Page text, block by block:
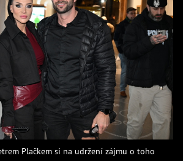
Plačkem si na udržení zájmu o toho